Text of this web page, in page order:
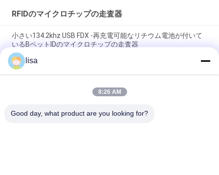
RFIDのマイクロチップの走査器
小さい134.2khz USB FDX -再充電可能なリチウム電池が付いて
いるBペットIDのマイクロチップの走査器
134.2家畜/ペット同一証明のためのKhz RFIDのマイクロチップ
の動物の走査器
小型ICARはペットRfidの読者の動物のマイクロチップ読む
lisa
8:26 AM
Good day, what product are you looking for?